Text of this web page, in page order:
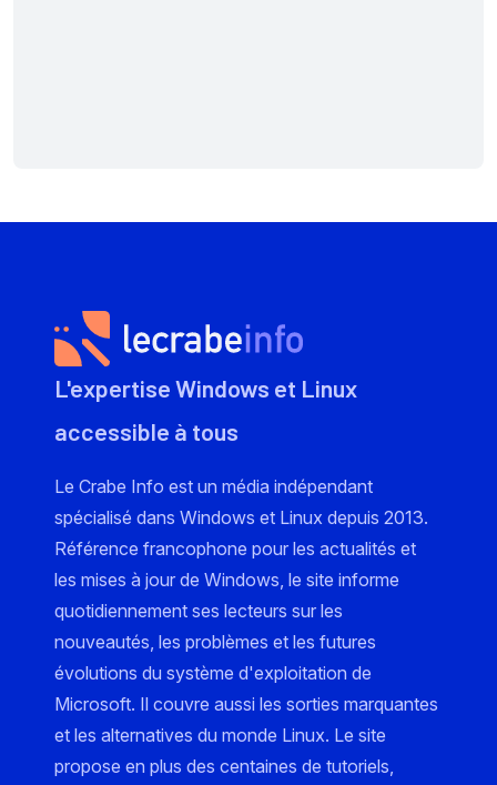
L'expertise Windows et Linux
accessible à tous
Le Crabe Info est un média indépendant
spécialisé dans Windows et Linux depuis 2013.
Référence francophone pour les actualités et
les mises à jour de Windows, le site informe
quotidiennement ses lecteurs sur les
nouveautés, les problèmes et les futures
évolutions du système d'exploitation de
Microsoft. Il couvre aussi les sorties marquantes
et les alternatives du monde Linux. Le site
propose en plus des centaines de tutoriels,